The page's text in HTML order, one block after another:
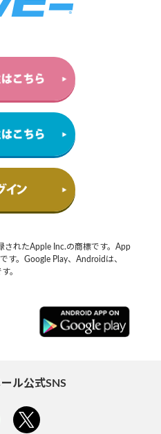
されたApple Inc.の商標です。App
す。Google Play、Androidは、
。
ル公式SNS